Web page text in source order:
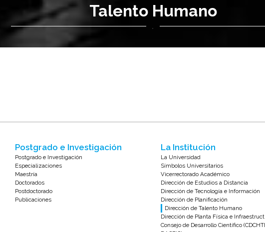
Talento Humano
.
Postgrado e Investigación
Postgrado e Investigación
Especializaciones
Maestría
Doctorados
Postdoctorado
Publicaciones
La Institución
La Universidad
Símbolos Universitarios
Vicerrectorado Académico
Dirección de Estudios a Distancia
Dirección de Tecnología e Información
Dirección de Planificación
Dirección de Talento Humano
Dirección de Planta Física e
Consejo de Desarrollo Científico